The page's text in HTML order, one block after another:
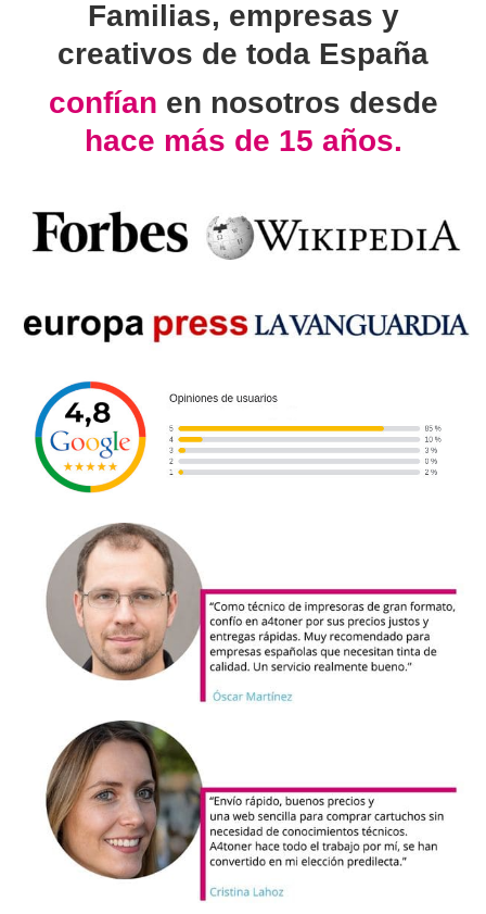
Familias, empresas y
creativos de toda España
confían en nosotros desde
hace más de 15 años.